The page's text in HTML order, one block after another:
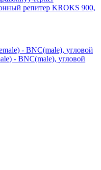
репитер KROKS 900,
- BNC(male), угловой